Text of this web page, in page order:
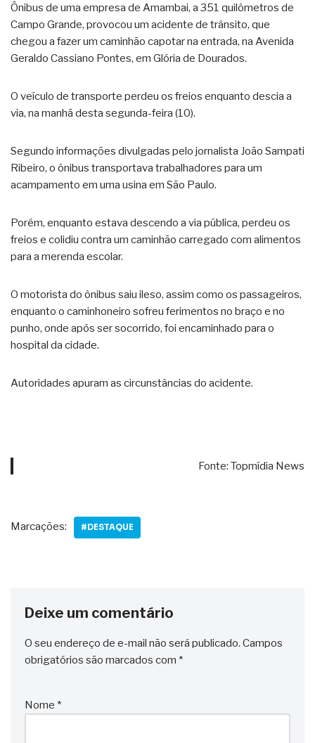
Ônibus de uma empresa de Amambai, a 351 quilômetros de
Campo Grande, provocou um acidente de trânsito, que
chegou a fazer um caminhão capotar na entrada, na Avenida
Geraldo Cassiano Pontes, em Glória de Dourados.
O veículo de transporte perdeu os freios enquanto descia a
via, na manhã desta segunda-feira (10).
Segundo informações divulgadas pelo jornalista João Sampati
Ribeiro, o ônibus transportava trabalhadores para um
acampamento em uma usina em São Paulo.
Porém, enquanto estava descendo a via pública, perdeu os
freios e colidiu contra um caminhão carregado com alimentos
para a merenda escolar.
O motorista do ônibus saiu ileso, assim como os passageiros,
enquanto o caminhoneiro sofreu ferimentos no braço e no
punho, onde após ser socorrido, foi encaminhado para o
hospital da cidade.
Autoridades apuram as circunstâncias do acidente.
Fonte: Topmídia News
Marcações: #DESTAQUE
Deixe um comentário
O seu endereço de e-mail não será publicado. Campos
obrigatórios são marcados com *
Nome *